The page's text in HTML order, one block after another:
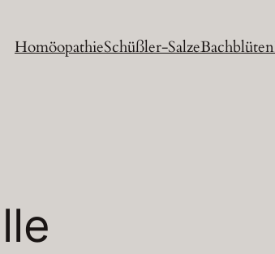
HomöopathieSchüßler-SalzeBachblüten